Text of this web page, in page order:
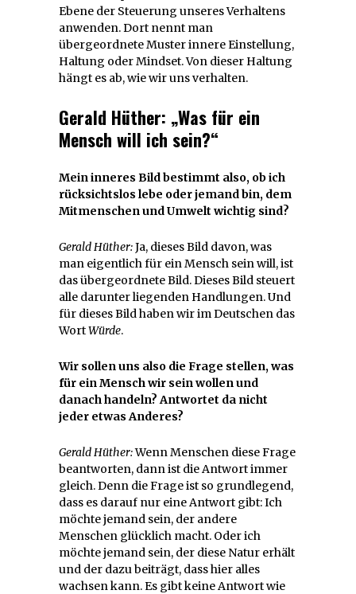
Ebene der Steuerung unseres Verhaltens
anwenden. Dort nennt man
übergeordnete Muster innere Einstellung,
Haltung oder Mindset. Von dieser Haltung
hängt es ab, wie wir uns verhalten.
Gerald Hüther: „Was für ein
Mensch will ich sein?“
Mein inneres Bild bestimmt also, ob ich
rücksichtslos lebe oder jemand bin, dem
Mitmenschen und Umwelt wichtig sind?
Gerald Hüther:Ja, dieses Bild davon, was
man eigentlich für ein Mensch sein will, ist
das übergeordnete Bild. Dieses Bild steuert
alle darunter liegenden Handlungen. Und
für dieses Bild haben wir im Deutschen das
WortWürde.
Wir sollen uns also die Frage stellen, was
für ein Mensch wir sein wollen und
danach handeln? Antwortet da nicht
jeder etwas Anderes?
Gerald Hüther:Wenn Menschen diese Frage
beantworten, dann ist die Antwort immer
gleich. Denn die Frage ist so grundlegend,
dass es darauf nur eine Antwort gibt: Ich
möchte jemand sein, der andere
Menschen glücklich macht. Oder ich
möchte jemand sein, der diese Natur erhält
und der dazu beiträgt, dass hier alles
wachsen kann. Es gibt keine Antwort wie